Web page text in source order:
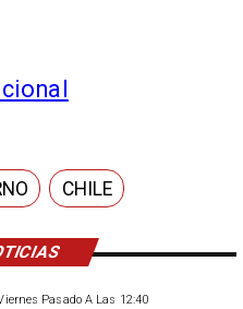
Pasado A Las 12:40
CHILE